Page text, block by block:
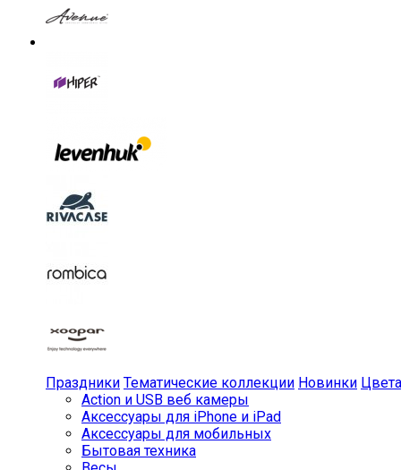
Праздники Тематические коллекции Новинки Цвета
Action и USB веб камеры
Аксессуары для iPhone и iPad
Аксессуары для мобильных
Бытовая техника